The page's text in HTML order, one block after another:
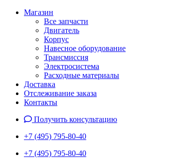
Магазин
Все запчасти
Двигатель
Корпус
Навесное оборудование
Трансмиссия
Электросистема
Расходные материалы
Доставка
Отслеживание заказа
Контакты
Получить консультацию
+7 (495) 795-80-40
+7 (495) 795-80-40